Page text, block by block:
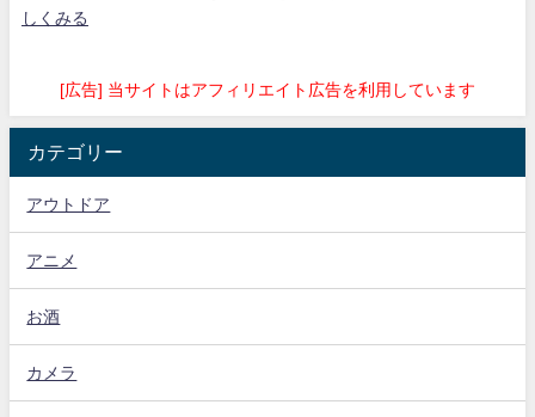
しくみる
[広告] 当サイトはアフィリエイト広告を利用しています
カテゴリー
アウトドア
アニメ
お酒
カメラ